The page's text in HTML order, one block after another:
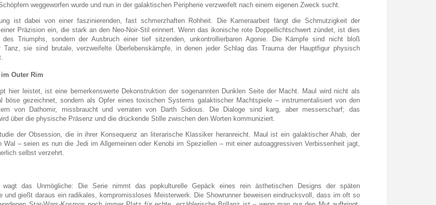
weggeworfen wurde und nun in der galaktischen Peripherie verzweifelt nach einem eigenen Zweck sucht.
ist dabei von einer faszinierenden, fast schmerzhaften Rohheit. Die Kameraarbeit fängt die Schmutzigkeit der
Präzision ein, die stark an den Neo-Noir-Stil erinnert. Wenn das ikonische rote Doppellichtschwert zündet, ist dies
des Triumphs, sondern der Ausbruch einer tief sitzenden, unkontrollierbaren Agonie. Die Kämpfe sind nicht bloß
Tanz, sie sind brutale, verzweifelte Überlebenskämpfe, in denen jeder Schlag das Trauma der Hauptfigur physisch
Outer Rim
hier leistet, ist eine bemerkenswerte Dekonstruktion der sogenannten Dunklen Seite der Macht. Maul wird nicht als
böse gezeichnet, sondern als Opfer eines toxischen Systems galaktischer Machtspiele – instrumentalisiert von den
von Dathomir, missbraucht und verraten von Darth Sidious. Die Dialoge sind karg, aber messerscharf; das
über die physische Präsenz und die drückende Stille zwischen den Worten kommuniziert.
der Obsession, die in ihrer Konsequenz an literarische Klassiker heranreicht. Maul ist ein galaktischer Ahab, der
Wal – seien es nun die Jedi im Allgemeinen oder Kenobi im Speziellen – mit einer autoaggressiven Verbissenheit jagt,
selbst verzehrt.
wagt das Unmögliche: Die Serie nimmt das popkulturelle Gepäck eines rein ästhetischen Designs der späten
und gießt daraus ein radikales, kompromissloses Meisterwerk. Die Showrunner beweisen eindrucksvoll, dass im oft so